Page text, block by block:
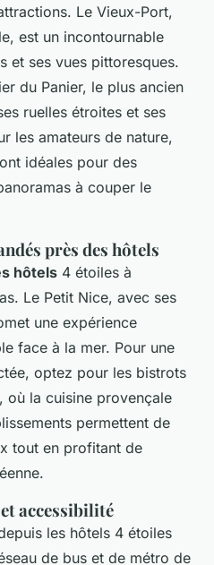
Le Vieux-Port,
est un incontournable
et ses vues pittoresques.
du Panier, le plus ancien
ruelles étroites et ses
les amateurs de nature,
idéales pour des
à couper le
près des hôtels
hôtels 4 étoiles à
Le Petit Nice, avec ses
une expérience
face à la mer. Pour une
optez pour les bistrots
où la cuisine provençale
permettent de
tout en profitant de
accessibilité
les hôtels 4 étoiles
de bus et de métro de